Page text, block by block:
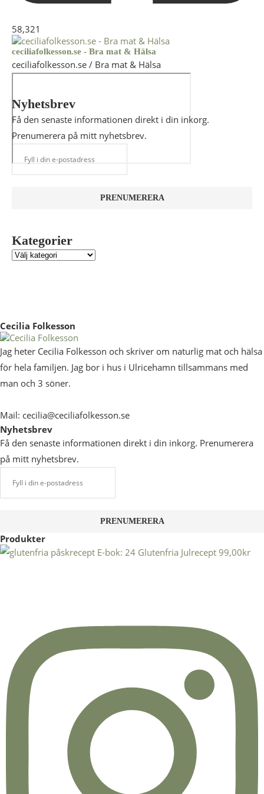
58,321
ceciliafolkesson.se - Bra mat & Hälsa
ceciliafolkesson.se / Bra mat & Hälsa
Nyhetsbrev
Få den senaste informationen direkt i din inkorg.
Prenumerera på mitt nyhetsbrev.
Kategorier
Cecilia Folkesson
Jag heter Cecilia Folkesson och skriver om naturlig mat och hälsa
för hela familjen. Jag bor i hus i Ulricehamn tillsammans med
man och 3 söner.
Mail: cecilia@ceciliafolkesson.se
Nyhetsbrev
Få den senaste informationen direkt i din inkorg. Prenumerera
på mitt nyhetsbrev.
Produkter
E-bok: 24 Glutenfria Julrecept 99,00kr